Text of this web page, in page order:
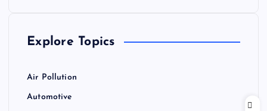
Explore Topics
Air Pollution
Automotive